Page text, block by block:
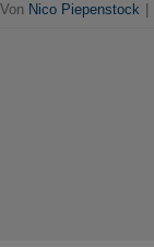
Von Nico Piepenstock